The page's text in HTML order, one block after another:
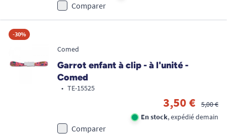
Comparer
-30%
Comed
Garrot enfant à clip - à l'unité -
Comed
• TE-15525
3,50 €
5,00 €
En stock, expédié demain
Comparer